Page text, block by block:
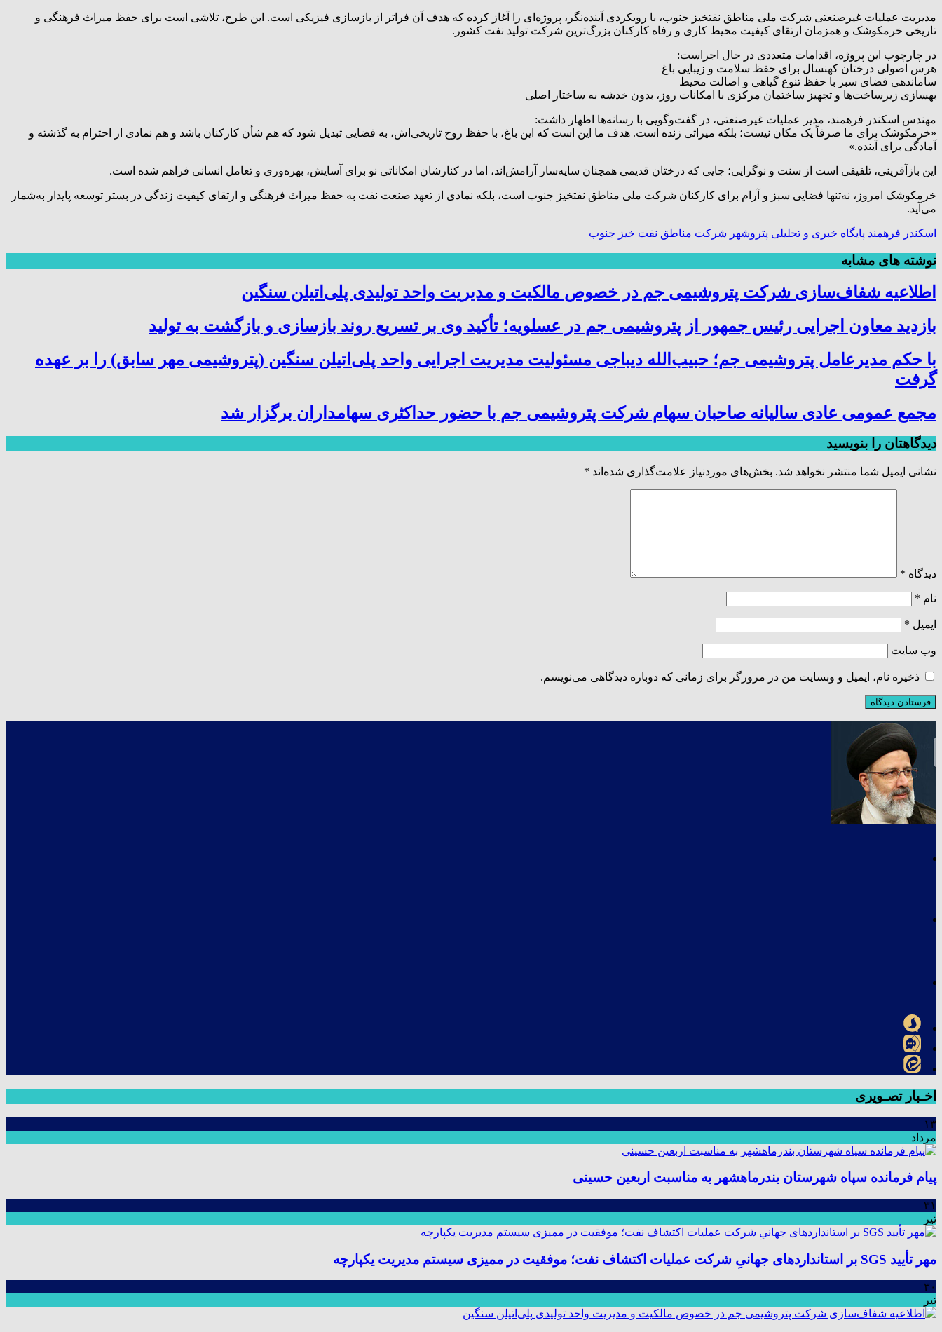
مدیریت عملیات غیرصنعتی شرکت ملی مناطق نفتخیز جنوب، با رویکردی آینده‌نگر، پروژه‌ای را آغاز کرده که هدف آن فراتر از بازسازی فیزیکی است. این طرح، تلاشی است برای حفظ میراث فرهنگی و
تاریخی خرمکوشک و همزمان ارتقای کیفیت محیط کاری و رفاه کارکنان بزرگ‌ترین شرکت تولید نفت کشور.
در چارچوب این پروژه، اقدامات متعددی در حال اجراست:
هرس اصولی درختان کهنسال برای حفظ سلامت و زیبایی باغ
ساماندهی فضای سبز با حفظ تنوع گیاهی و اصالت محیط
بهسازی زیرساخت‌ها و تجهیز ساختمان مرکزی با امکانات روز، بدون خدشه به ساختار اصلی
مهندس اسکندر فرهمند، مدیر عملیات غیرصنعتی، در گفت‌وگویی با رسانه‌ها اظهار داشت:
«خرمکوشک برای ما صرفاً یک مکان نیست؛ بلکه میراثی زنده است. هدف ما این است که این باغ، با حفظ روح تاریخی‌اش، به فضایی تبدیل شود که هم شأن کارکنان باشد و هم نمادی از احترام به گذشته و
آمادگی برای آینده.»
این بازآفرینی، تلفیقی است از سنت و نوگرایی؛ جایی که درختان قدیمی همچنان سایه‌سار آرامش‌اند، اما در کنارشان امکاناتی نو برای آسایش، بهره‌وری و تعامل انسانی فراهم شده است.
خرمکوشک امروز، نه‌تنها فضایی سبز و آرام برای کارکنان شرکت ملی مناطق نفتخیز جنوب است، بلکه نمادی از تعهد صنعت نفت به حفظ میراث فرهنگی و ارتقای کیفیت زندگی در بستر توسعه پایدار به‌شمار
می‌آید.
اسکندر فرهمند پایگاه خبری و تحلیلی پتروشهر شرکت مناطق نفت خیز جنوب
نوشته های مشابه
اطلاعیه شفاف‌سازی شرکت پتروشیمی جم در خصوص مالکیت و مدیریت واحد تولیدی پلی‌اتیلن سنگین
بازدید معاون اجرایی رئیس جمهور از پتروشیمی جم در عسلویه؛ تأکید وی بر تسریع روند بازسازی و بازگشت به تولید
با حکم مدیرعامل پتروشیمی جم؛ حبیب‌الله دیباجی مسئولیت مدیریت اجرایی واحد پلی‌اتیلن سنگین (پتروشیمی مهر سابق) را بر عهده
گرفت
مجمع عمومی عادی سالیانه صاحبان سهام شرکت پتروشیمی جم با حضور حداکثری سهامداران برگزار شد
دیدگاهتان را بنویسید
نشانی ایمیل شما منتشر نخواهد شد. بخش‌های موردنیاز علامت‌گذاری شده‌اند *
دیدگاه *
نام *
ایمیل *
وب‌ سایت
ذخیره نام، ایمیل و وبسایت من در مرورگر برای زمانی که دوباره دیدگاهی می‌نویسم.
اخـبار تصـویری
۱۳
مرداد
پیام فرمانده سپاه شهرستان بندرماهشهر به مناسبت اربعین حسینی
۳۱
تیر
مهر تأیید SGS بر استانداردهای جهانیِ شرکت عملیات اکتشاف نفت؛ موفقیت در ممیزی سیستم مدیریت یکپارچه
۳۰
تیر